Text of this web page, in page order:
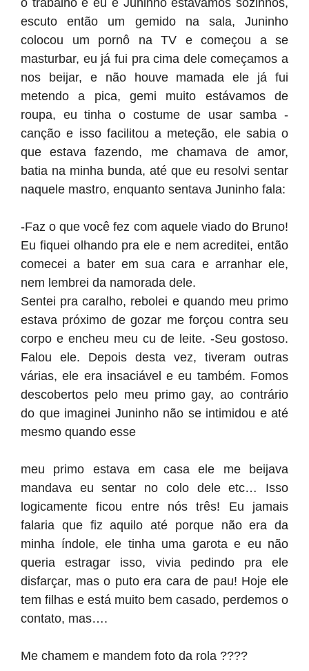
o trabalho e eu e Juninho estavamos sozinhos,
escuto então um gemido na sala, Juninho
colocou um pornô na TV e começou a se
masturbar, eu já fui pra cima dele começamos a
nos beijar, e não houve mamada ele já fui
metendo a pica, gemi muito estávamos de
roupa, eu tinha o costume de usar samba -
canção e isso facilitou a meteção, ele sabia o
que estava fazendo, me chamava de amor,
batia na minha bunda, até que eu resolvi sentar
naquele mastro, enquanto sentava Juninho fala:
-Faz o que você fez com aquele viado do Bruno!
Eu fiquei olhando pra ele e nem acreditei, então
comecei a bater em sua cara e arranhar ele,
nem lembrei da namorada dele.
Sentei pra caralho, rebolei e quando meu primo
estava próximo de gozar me forçou contra seu
corpo e encheu meu cu de leite. -Seu gostoso.
Falou ele. Depois desta vez, tiveram outras
várias, ele era insaciável e eu também. Fomos
descobertos pelo meu primo gay, ao contrário
do que imaginei Juninho não se intimidou e até
mesmo quando esse
meu primo estava em casa ele me beijava
mandava eu sentar no colo dele etc… Isso
logicamente ficou entre nós três! Eu jamais
falaria que fiz aquilo até porque não era da
minha índole, ele tinha uma garota e eu não
queria estragar isso, vivia pedindo pra ele
disfarçar, mas o puto era cara de pau! Hoje ele
tem filhas e está muito bem casado, perdemos o
contato, mas….
Me chamem e mandem foto da rola ????